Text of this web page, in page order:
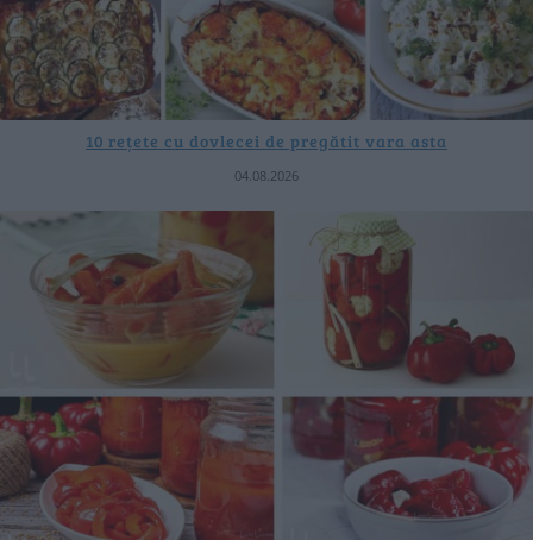
10 rețete cu dovlecei de pregătit vara asta
04.08.2026